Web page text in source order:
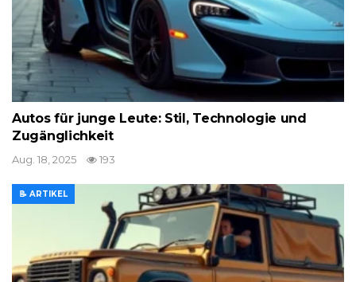
Autos für junge Leute: Stil, Technologie und
Zugänglichkeit
Aug. 18, 2025 193
📝 ARTIKEL